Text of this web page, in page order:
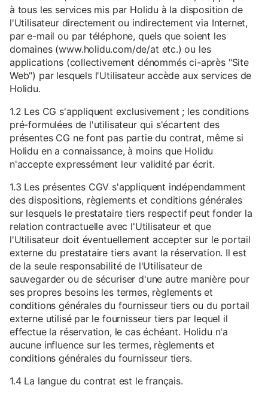
à tous les services mis par Holidu à la disposition de
l'Utilisateur directement ou indirectement via Internet,
par e-mail ou par téléphone, quels que soient les
domaines (www.holidu.com/de/at etc.) ou les
applications (collectivement dénommés ci-après "Site
Web") par lesquels l'Utilisateur accède aux services de
Holidu.
1.2 Les CG s'appliquent exclusivement ; les conditions
pré-formulées de l'utilisateur qui s'écartent des
présentes CG ne font pas partie du contrat, même si
Holidu en a connaissance, à moins que Holidu
n'accepte expressément leur validité par écrit.
1.3 Les présentes CGV s'appliquent indépendamment
des dispositions, règlements et conditions générales
sur lesquels le prestataire tiers respectif peut fonder la
relation contractuelle avec l'Utilisateur et que
l'Utilisateur doit éventuellement accepter sur le portail
externe du prestataire tiers avant la réservation. Il est
de la seule responsabilité de l'Utilisateur de
sauvegarder ou de sécuriser d'une autre manière pour
ses propres besoins les termes, règlements et
conditions générales du fournisseur tiers ou du portail
externe utilisé par le fournisseur tiers par lequel il
effectue la réservation, le cas échéant. Holidu n'a
aucune influence sur les termes, règlements et
conditions générales du fournisseur tiers.
1.4 La langue du contrat est le français.